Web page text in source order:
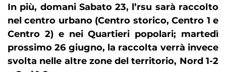
In più, domani Sabato 23, l’rsu sarà raccolto
nel centro urbano (Centro storico, Centro 1 e
Centro 2) e nei Quartieri popolari; martedì
prossimo 26 giugno, la raccolta verrà invece
svolta nelle altre zone del territorio, Nord 1-2